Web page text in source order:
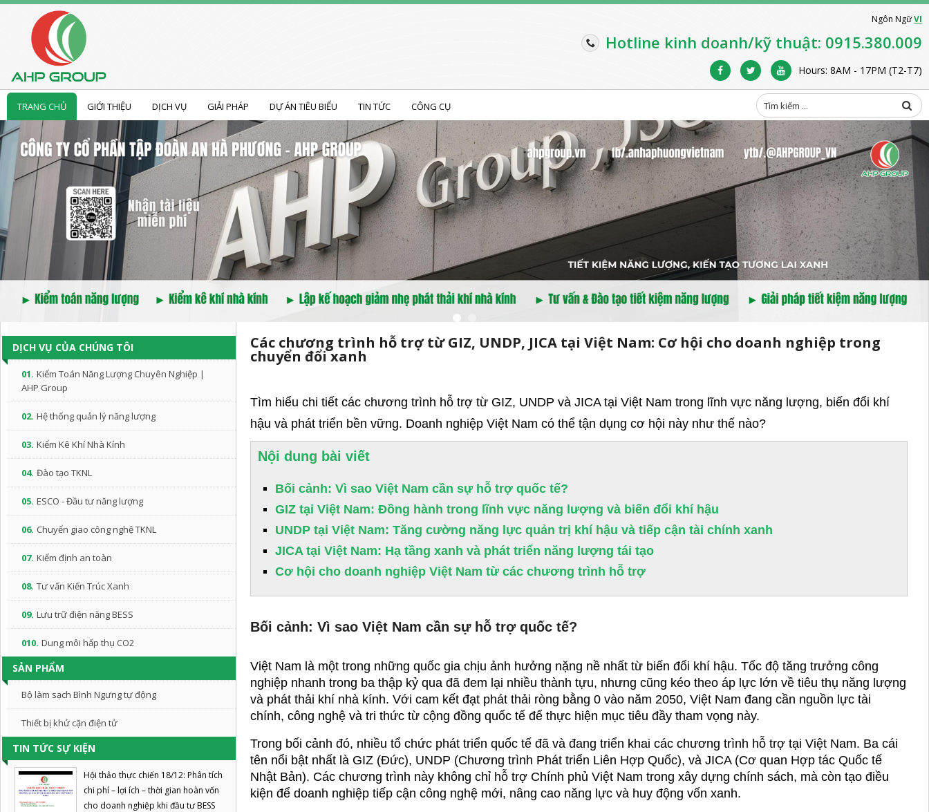
Ngôn NgữVI
Hotline kinh doanh/kỹ thuật: 0915.380.009
Hours: 8AM - 17PM (T2-T7)
TRANG CHỦ GIỚI THIỆU DỊCH VỤ GIẢI PHÁP DỰ ÁN TIÊU BIỂU TIN TỨC CÔNG CỤ
DỊCH VỤ CỦA CHÚNG TÔI
01. Kiểm Toán Năng Lượng Chuyên Nghiệp |
AHP Group
02. Hệ thống quản lý năng lượng
03. Kiểm Kê Khí Nhà Kính
04. Đào tạo TKNL
05. ESCO - Đầu tư năng lượng
06. Chuyển giao công nghệ TKNL
07. Kiểm định an toàn
08. Tư vấn Kiến Trúc Xanh
09. Lưu trữ điện năng BESS
010. Dung môi hấp thụ CO2
SẢN PHẨM
Bộ làm sạch Bình Ngưng tự động
Thiết bị khử cặn điện tử
TIN TỨC SỰ KIỆN
Hội thảo thực chiến 18/12: Phân tích
chi phí – lợi ích – thời gian hoàn vốn
cho doanh nghiệp khi đầu tư BESS
Các chương trình hỗ trợ từ GIZ, UNDP, JICA tại Việt Nam: Cơ hội cho doanh nghiệp trong
chuyển đổi xanh
Tìm hiểu chi tiết các chương trình hỗ trợ từ GIZ, UNDP và JICA tại Việt Nam trong lĩnh vực năng lượng, biến đổi khí
hậu và phát triển bền vững. Doanh nghiệp Việt Nam có thể tận dụng cơ hội này như thế nào?
Nội dung bài viết
Bối cảnh: Vì sao Việt Nam cần sự hỗ trợ quốc tế?
GIZ tại Việt Nam: Đồng hành trong lĩnh vực năng lượng và biến đổi khí hậu
UNDP tại Việt Nam: Tăng cường năng lực quản trị khí hậu và tiếp cận tài chính xanh
JICA tại Việt Nam: Hạ tầng xanh và phát triển năng lượng tái tạo
Cơ hội cho doanh nghiệp Việt Nam từ các chương trình hỗ trợ
Bối cảnh: Vì sao Việt Nam cần sự hỗ trợ quốc tế?
Việt Nam là một trong những quốc gia chịu ảnh hưởng nặng nề nhất từ biến đổi khí hậu. Tốc độ tăng trưởng công
nghiệp nhanh trong ba thập kỷ qua đã đem lại nhiều thành tựu, nhưng cũng kéo theo áp lực lớn về tiêu thụ năng lượng
và phát thải khí nhà kính. Với cam kết đạt phát thải ròng bằng 0 vào năm 2050, Việt Nam đang cần nguồn lực tài
chính, công nghệ và tri thức từ cộng đồng quốc tế để thực hiện mục tiêu đầy tham vọng này.
Trong bối cảnh đó, nhiều tổ chức phát triển quốc tế đã và đang triển khai các chương trình hỗ trợ tại Việt Nam. Ba cái
tên nổi bật nhất là GIZ (Đức), UNDP (Chương trình Phát triển Liên Hợp Quốc), và JICA (Cơ quan Hợp tác Quốc tế
Nhật Bản). Các chương trình này không chỉ hỗ trợ Chính phủ Việt Nam trong xây dựng chính sách, mà còn tạo điều
kiện để doanh nghiệp tiếp cận công nghệ mới, nâng cao năng lực và huy động vốn xanh.